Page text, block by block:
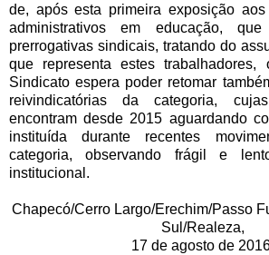
de, após esta primeira exposição
administrativos em educação,
prerrogativas sindicais, tratando do
que representa estes
Sindicato espera poder retomar
reivindicatórias da categoria,
encontram desde 2015 aguardando
instituída durante recentes
categoria, observando frágil e
institucional.
Chapecó/Cerro Largo/Erechim/Passo
Sul/Realeza,
17 de agosto de